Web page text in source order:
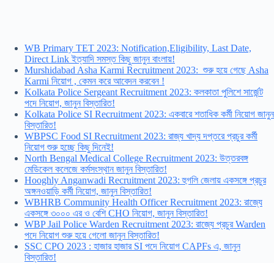
WB Primary TET 2023: Notification,Eligibility, Last Date,
Direct Link ইত্যাদি সমস্ত কিছু জানুন বাংলায়!
Murshidabad Asha Karmi Recruitment 2023: শুরু হয়ে গেছে Asha
Karmi নিয়োগ , কেমন করে আবেদন করবেন !
Kolkata Police Sergeant Recruitment 2023: কলকাতা পুলিশে সার্জেন্ট
পদে নিয়োগ, জানুন বিস্তারিত!
Kolkata Police SI Recruitment 2023: একবারে শতাধিক কর্মী নিয়োগ জানুন
বিস্তারিত!
WBPSC Food SI Recruitment 2023: রাজ্য খাদ্য দপ্তরে প্রচুর কর্মী
নিয়োগ শুরু হচ্ছে কিছু দিনেই!
North Bengal Medical College Recruitment 2023: উত্তরবঙ্গ
মেডিকেল কলেজে কর্মসংস্থান জানুন বিস্তারিত!
Hooghly Anganwadi Recruitment 2023: হুগলি জেলায় একসঙ্গে প্রচুর
অঙ্গনওয়াড়ি কর্মী নিয়োগ, জানুন বিস্তারিত!
WBHRB Community Health Officer Recruitment 2023: রাজ্যে
একসঙ্গে ৩০০০ এর ও বেশি CHO নিয়োগ, জানুন বিস্তারিত!
WBP Jail Police Warden Recruitment 2023: রাজ্যে প্রচুর Warden
পদে নিয়োগ শুরু হয়ে গেলো জানুন বিস্তারিত!
SSC CPO 2023 : হাজার হাজার SI পদে নিয়োগ CAPFs এ, জানুন
বিস্তারিত!